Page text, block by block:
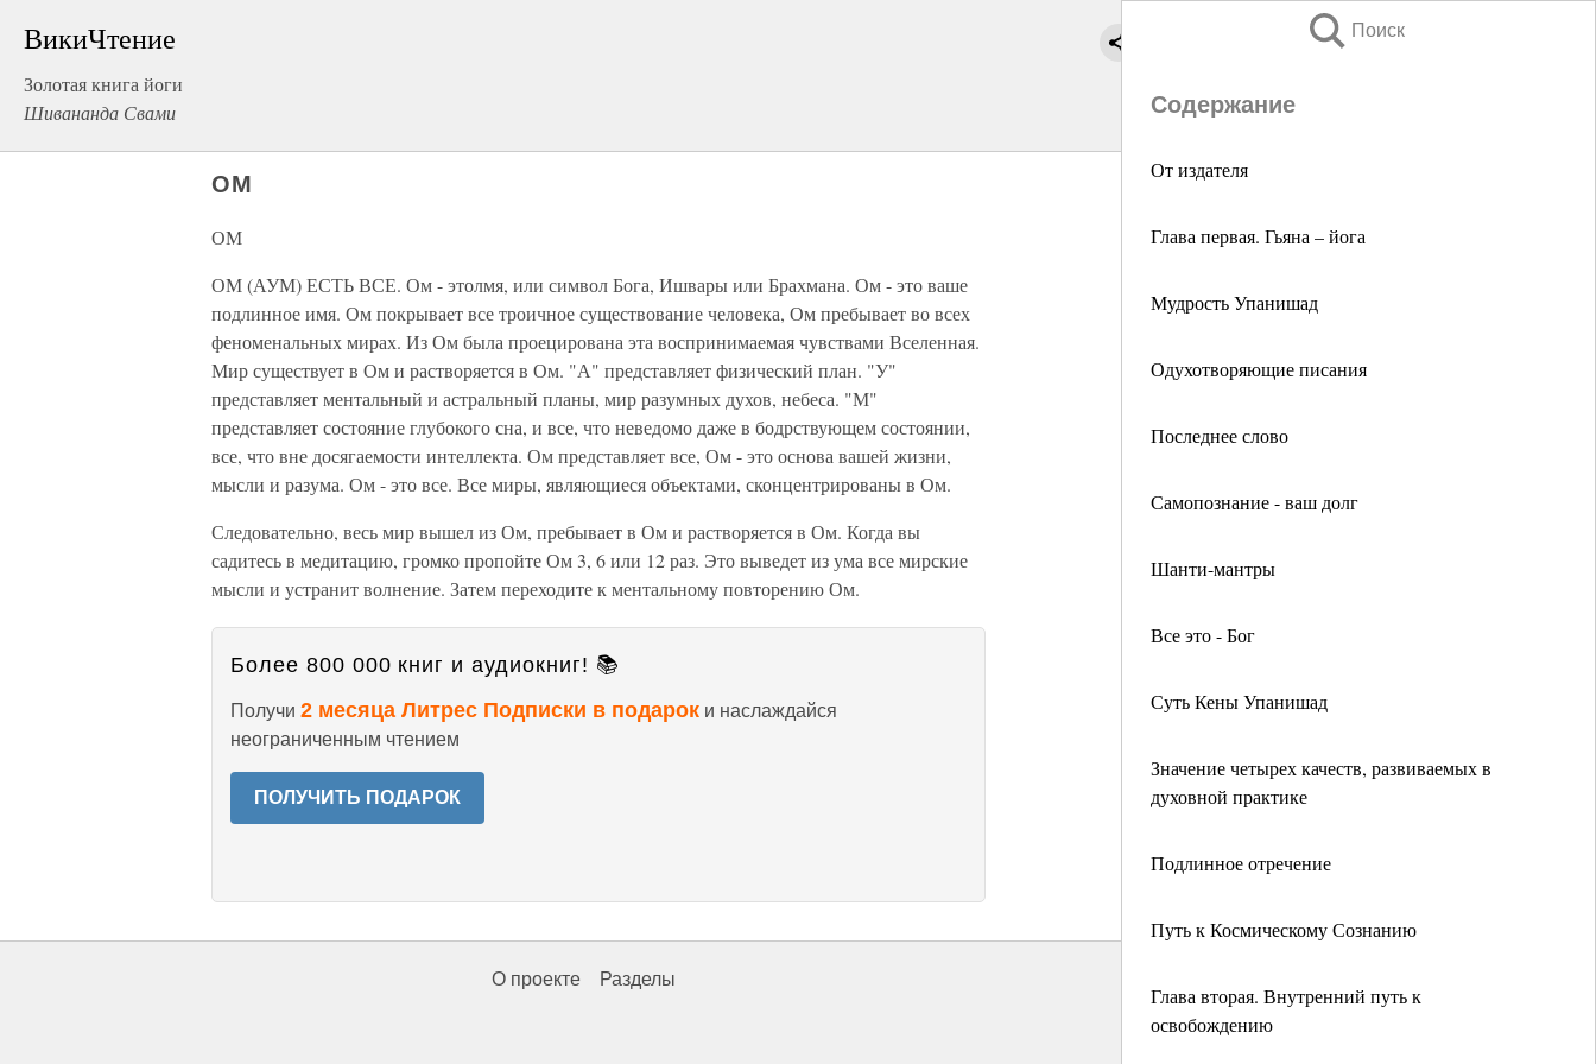
ВикиЧтение
Золотая книга йоги
Шивананда Свами
Поиск
Содержание
От издателя
Глава первая. Гьяна – йога
Мудрость Упанишад
Одухотворяющие писания
Последнее слово
Самопознание - ваш долг
Шанти-мантры
Все это - Бог
Суть Кены Упанишад
Значение четырех качеств, развиваемых в
духовной практике
Подлинное отречение
Путь к Космическому Сознанию
Глава вторая. Внутренний путь к
освобождению
ОМ
ОМ
ОМ (АУМ) ЕСТЬ ВСЕ. Ом - этолмя, или символ Бога, Ишвары или Брахмана. Ом - это ваше
подлинное имя. Ом покрывает все троичное существование человека, Ом пребывает во всех
феноменальных мирах. Из Ом была проецирована эта воспринимаемая чувствами Вселенная.
Мир существует в Ом и растворяется в Ом. "А" представляет физический план. "У"
представляет ментальный и астральный планы, мир разумных духов, небеса. "М"
представляет состояние глубокого сна, и все, что неведомо даже в бодрствующем состоянии,
все, что вне досягаемости интеллекта. Ом представляет все, Ом - это основа вашей жизни,
мысли и разума. Ом - это все. Все миры, являющиеся объектами, сконцентрированы в Ом.
Следовательно, весь мир вышел из Ом, пребывает в Ом и растворяется в Ом. Когда вы
садитесь в медитацию, громко пропойте Ом 3, 6 или 12 раз. Это выведет из ума все мирские
мысли и устранит волнение. Затем переходите к ментальному повторению Ом.
Более 800 000 книг и аудиокниг! 📚
Получи 2 месяца Литрес Подписки в подарок и наслаждайся
неограниченным чтением
ПОЛУЧИТЬ ПОДАРОК
О проекте Разделы